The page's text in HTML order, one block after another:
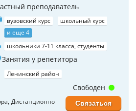
преподаватель
вузовский курс
школьный курс
и еще 4
школьники 7-11 класса, студенты
Занятия у репетитора
Ленинский район
Дистанционно
Свободен
Связаться